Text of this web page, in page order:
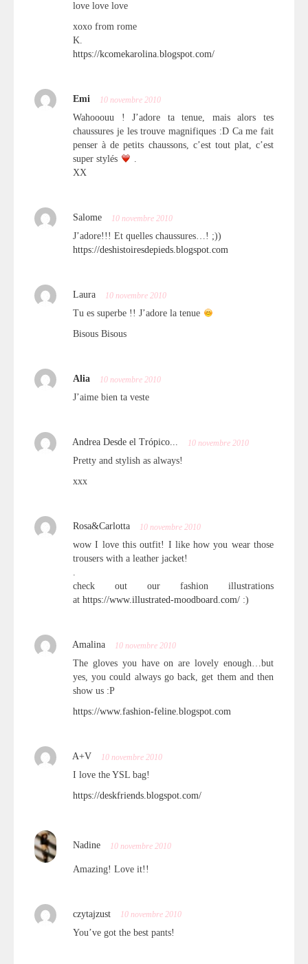
love love love
xoxo from rome
K.
https://kcomekarolina.blogspot.com/
Emi 10 novembre 2010
Wahooouu ! J’adore ta tenue, mais alors tes
chaussures je les trouve magnifiques :D Ca me fait
penser à de petits chaussons, c’est tout plat, c’est
super stylés
.
XX
Salome 10 novembre 2010
J’adore!!! Et quelles chaussures…! ;))
https://deshistoiresdepieds.blogspot.com
Laura 10 novembre 2010
Tu es superbe !! J’adore la tenue
Bisous Bisous
Alia 10 novembre 2010
J’aime bien ta veste
Andrea Desde el Trópico... 10 novembre 2010
Pretty and stylish as always!
xxx
Rosa&Carlotta 10 novembre 2010
wow I love this outfit! I like how you wear those
trousers with a leather jacket!
.
check out our fashion illustrations
at https://www.illustrated-moodboard.com/ :)
Amalina 10 novembre 2010
The gloves you have on are lovely enough…but
yes, you could always go back, get them and then
show us :P
https://www.fashion-feline.blogspot.com
A+V 10 novembre 2010
I love the YSL bag!
https://deskfriends.blogspot.com/
Nadine 10 novembre 2010
Amazing! Love it!!
czytajzust 10 novembre 2010
You’ve got the best pants!